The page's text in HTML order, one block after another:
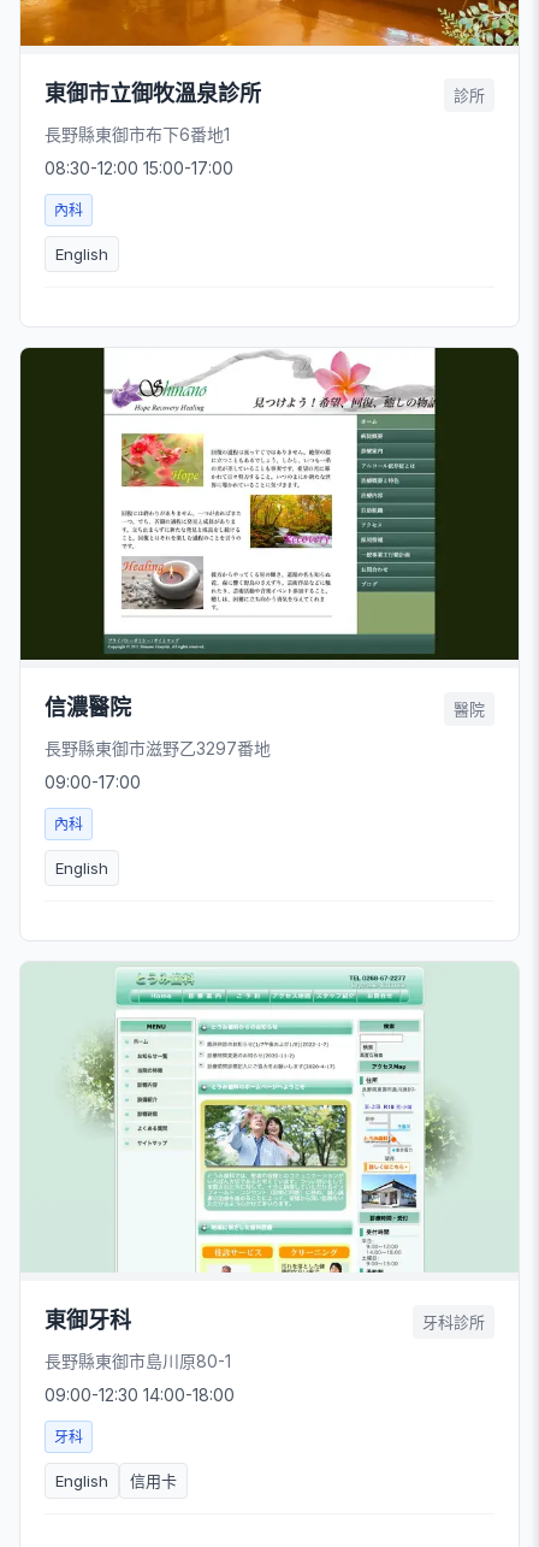
東御市立御牧溫泉診所 診所
長野縣東御市布下6番地1
08:30-12:00 15:00-17:00
內科
English
信濃醫院 醫院
長野縣東御市滋野乙3297番地
09:00-17:00
內科
English
東御牙科 牙科診所
長野縣東御市島川原80-1
09:00-12:30 14:00-18:00
牙科
English 信用卡